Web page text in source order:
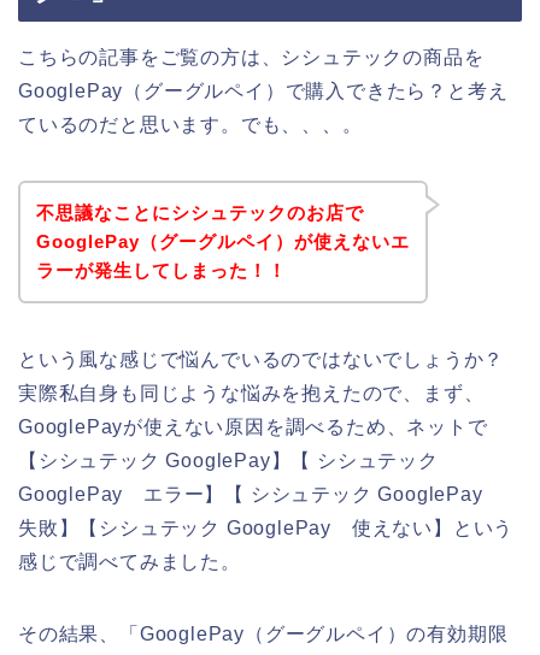
こちらの記事をご覧の方は、シシュテックの商品を
GooglePay（グーグルペイ）で購入できたら？と考え
ているのだと思います。でも、、、。
不思議なことにシシュテックのお店で
GooglePay（グーグルペイ）が使えないエ
ラーが発生してしまった！！
という風な感じで悩んでいるのではないでしょうか？
実際私自身も同じような悩みを抱えたので、まず、
GooglePayが使えない原因を調べるため、ネットで
【シシュテック GooglePay】【 シシュテック
GooglePay エラー】【 シシュテック GooglePay
失敗】【シシュテック GooglePay 使えない】という
感じで調べてみました。
その結果、「GooglePay（グーグルペイ）の有効期限